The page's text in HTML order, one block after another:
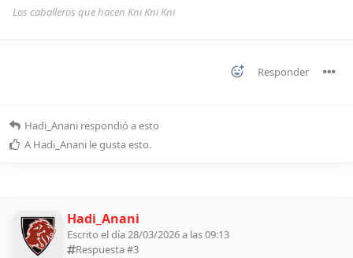
Los caballeros que hacen Kni Kni Kni
Responder
Hadi_Anani respondió a esto
A Hadi_Anani le gusta esto.
Hadi_Anani
Escrito el día 28/03/2026 a las 09:13
Respuesta #3